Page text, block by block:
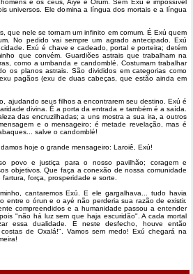
e os céus, Aiyê e Orum. Sem Exú é impossível
universos. Ele domina a língua dos mortais e a língua
que nele se tornam um infinito em comum. É Exú quem
No pedido vai sempre um agrado antecipado. Exú
Exú é chave e cadeado, portal e porteira; detém
que convém. Guardiões astrais que trabalham na
como a umbanda e candomblé. Costumam trabalhar
os planos astrais. São divididos em categorias como
pagãos (exu de duas cabeças, que estão ainda em
ajudando seus filhos a encontrarem seu destino. Exú é
divina. É a porta da entrada e também é a saída.
das encruzilhadas; a uns mostra a sua ira, a outros
e o mensageiro; é metade revelação, mas é
salve o candomblé!
hoje o grande mensageiro: Laroiê, Exú!
povo e justiça para o nosso pavilhão; coragem e
objetivos. Que faça a conexão de nossa comunidade
força, prosperidade e sorte.
cantaremos Exú. E ele gargalhava... tudo havia
entre o órun e o ayé não perderia sua razão de existir.
compreendidos e a humanidade passou a entender
"não há luz sem que haja escuridão". A cada mortal
essa dualidade. E neste desfecho, houve então
de Oxalá!". Vamos sem medo! Exú chegará na